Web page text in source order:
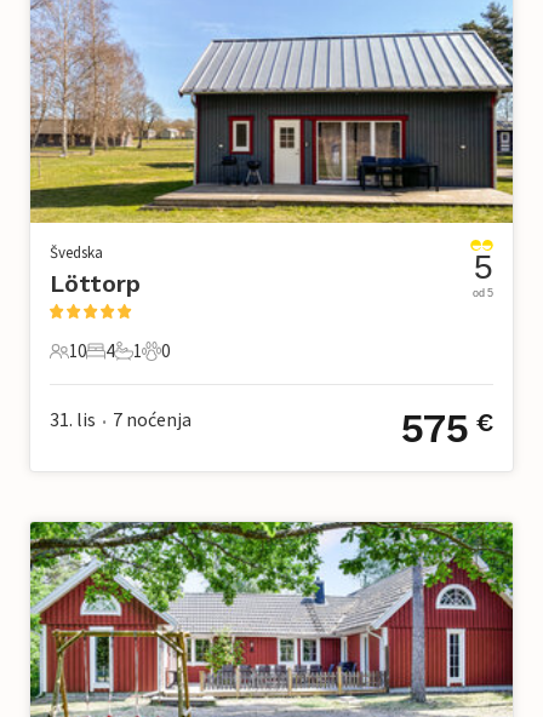
Švedska
Löttorp
10 Gosti
10
4 Spavaće sobe
4
1 Kupaonica
1
0 Kućni ljubimac
0
5
od 5
31. lis • 7 noćenja 575 €